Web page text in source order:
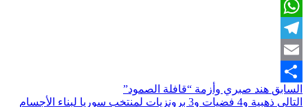
Print
WhatsApp
Telegram
Email
Share
السابق هند صبري وأزمة “قافلة الصمود”
التالي
ذهبية و4 فضيات و3 برونزيات لمنتخب سوريا لبناء الأجسام